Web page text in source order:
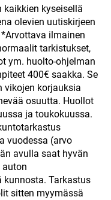
kaikkien kyseisellä
olevien uutiskirjeen
ilmainen
tarkistukset,
ym. huolto-ohjelman
400€ saakka. Se
vikojen korjauksia
osuutta. Huollot
ja toukokuussa.
vuodessa (arvo
avulla saat hyvän
kunnosta. Tarkastus
sitten myymässä